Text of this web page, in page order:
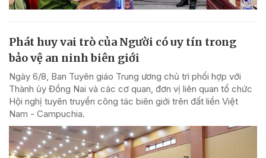
Phát huy vai trò của Người có uy tín trong
bảo vệ an ninh biên giới
Ngày 6/8, Ban Tuyên giáo Trung ương chủ trì phối hợp với
Thành ủy Đồng Nai và các cơ quan, đơn vị liên quan tổ chức
Hội nghị tuyên truyền công tác biên giới trên đất liền Việt
Nam - Campuchia.